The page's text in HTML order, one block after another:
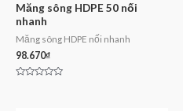
Măng sông HDPE 50 nối
nhanh
Măng sông HDPE nối nhanh
98.670₫